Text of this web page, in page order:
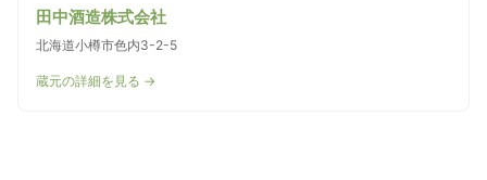
田中酒造株式会社
北海道小樽市色内3-2-5
蔵元の詳細を見る →